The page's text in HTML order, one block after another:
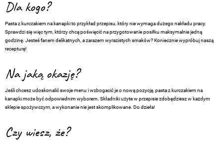
Dla kogo?
Pasta z kurczakiem na kanapki to przykład przepisu, który nie wymaga dużego nakładu pracy.
Sprawdzi się więc tym, którzy chcą poświęcić na przygotowanie posiłku maksymalnie jedną
godzinę. Jesteś fanem delikatnych, a zarazem wyrazistych smaków? Koniecznie wypróbuj naszą
recepturę!
Na jaką okazję?
Jeśli chcesz udoskonalić swoje menu i wzbogacić je o nową pozycję, pasta z kurczakiem na
kanapki może być odpowiednim wyborem. Składniki użyte w przepisie zdobędziesz w każdym
sklepie spożywczym, a wykonanie nie jest skomplikowane. Do dzieła!
Czy wiesz, że?